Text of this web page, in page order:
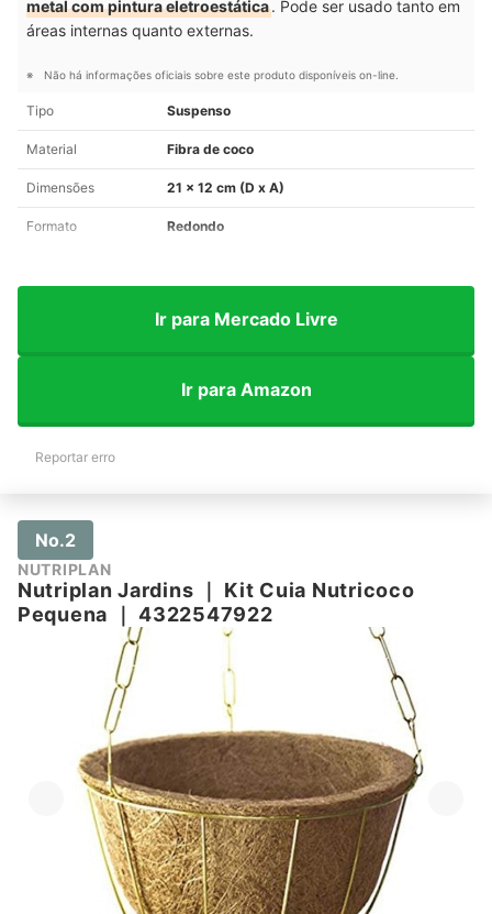
metal com pintura eletroestática. Pode ser usado tanto em
áreas internas quanto externas.
Não há informações oficiais sobre este produto disponíveis on-line.
Tipo Suspenso
Material Fibra de coco
Dimensões 21 x 12 cm (D x A)
Formato Redondo
Ir para Mercado Livre
Ir para Amazon
Reportar erro
No.2
NUTRIPLAN
Nutriplan Jardins
Kit Cuia Nutricoco
Pequena ｜4322547922